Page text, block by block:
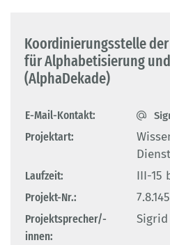
Koordinierungsstelle
für Alphabetisierung
(AlphaDekade)
E-Mail-Kontakt:
Projektart:
Laufzeit:
III-15
Projekt-Nr.:
7.8.145
Projektsprecher/-
innen:
Sigrid